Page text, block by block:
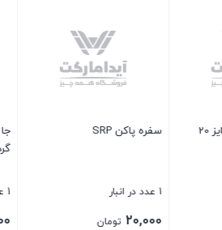
جا مایع رومیزی بازن گرافیک
120,000 تومان